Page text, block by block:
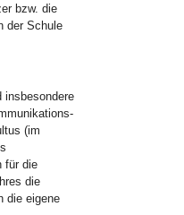
bzw. die
der Schule
insbesondere
(im
für die
die
die eigene